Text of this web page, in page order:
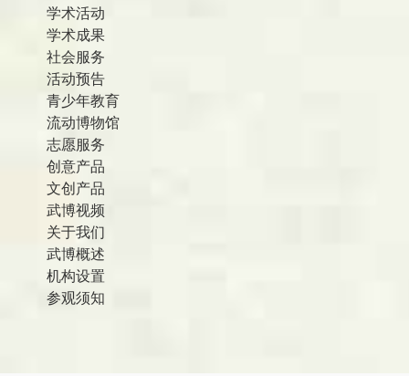
学术活动
学术成果
社会服务
活动预告
青少年教育
流动博物馆
志愿服务
创意产品
文创产品
武博视频
关于我们
武博概述
机构设置
参观须知